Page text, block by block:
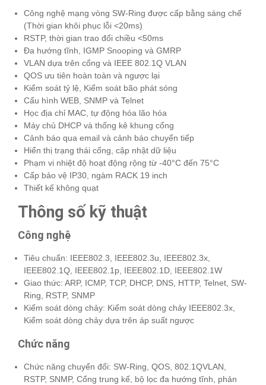
Công nghệ mạng vòng SW-Ring được cấp bằng sáng chế
(Thời gian khôi phục lỗi <20ms)
RSTP, thời gian trao đổi chiều <50ms
Đa hướng tĩnh, IGMP Snooping và GMRP
VLAN dựa trên cổng và IEEE 802.1Q VLAN
QOS ưu tiên hoàn toàn và ngược lại
Kiểm soát tỷ lệ, Kiểm soát bão phát sóng
Cấu hình WEB, SNMP và Telnet
Học địa chỉ MAC, tự động hóa lão hóa
Máy chủ DHCP và thống kê khung cổng
Cảnh báo qua email và cảnh báo chuyển tiếp
Hiển thị trạng thái cổng, cập nhật dữ liệu
Phạm vi nhiệt độ hoạt động rộng từ -40°C đến 75°C
Cấp bảo vệ IP30, ngàm RACK 19 inch
Thiết kế không quạt
Thông số kỹ thuật
Công nghệ
Tiêu chuẩn: IEEE802.3, IEEE802.3u, IEEE802.3x,
IEEE802.1Q, IEEE802.1p, IEEE802.1D, IEEE802.1W
Giao thức: ARP, ICMP, TCP, DHCP, DNS, HTTP, Telnet, SW-
Ring, RSTP, SNMP
Kiểm soát dòng chảy: Kiểm soát dòng chảy IEEE802.3x,
Kiểm soát dòng chảy dựa trên áp suất ngược
Chức năng
Chức năng chuyển đổi: SW-Ring, QOS, 802.1QVLAN,
RSTP, SNMP, Cổng trung kế, bộ lọc đa hướng tĩnh, phản